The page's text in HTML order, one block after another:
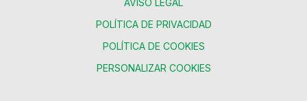
POLÍTICA DE PRIVACIDAD
POLÍTICA DE COOKIES
PERSONALIZAR COOKIES